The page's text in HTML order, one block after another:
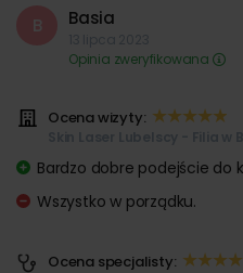
B Basia
Opinia zweryfikowana
Ocena wizyty:
Bardzo dobre podejście do
Wszystko w porządku.
Ocena specjalisty: